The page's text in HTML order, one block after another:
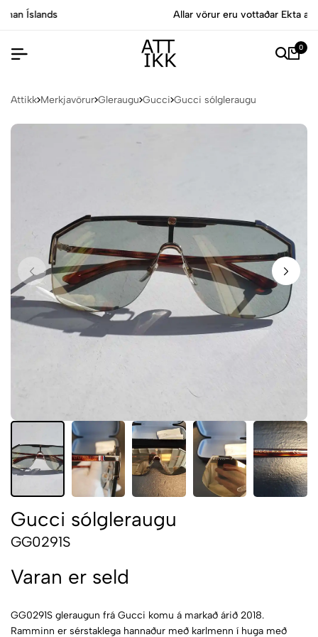
Allar vörur eru vottaðar Ekta af sérfræðingum
0
Attikk Merkjavörur Gleraugu Gucci Gucci sólgleraugu
Gucci sólgleraugu
GG0291S
Varan er seld
GG0291S gleraugun frá Gucci komu á markað árið 2018.
Ramminn er sérstaklega hannaður með karlmenn í huga með